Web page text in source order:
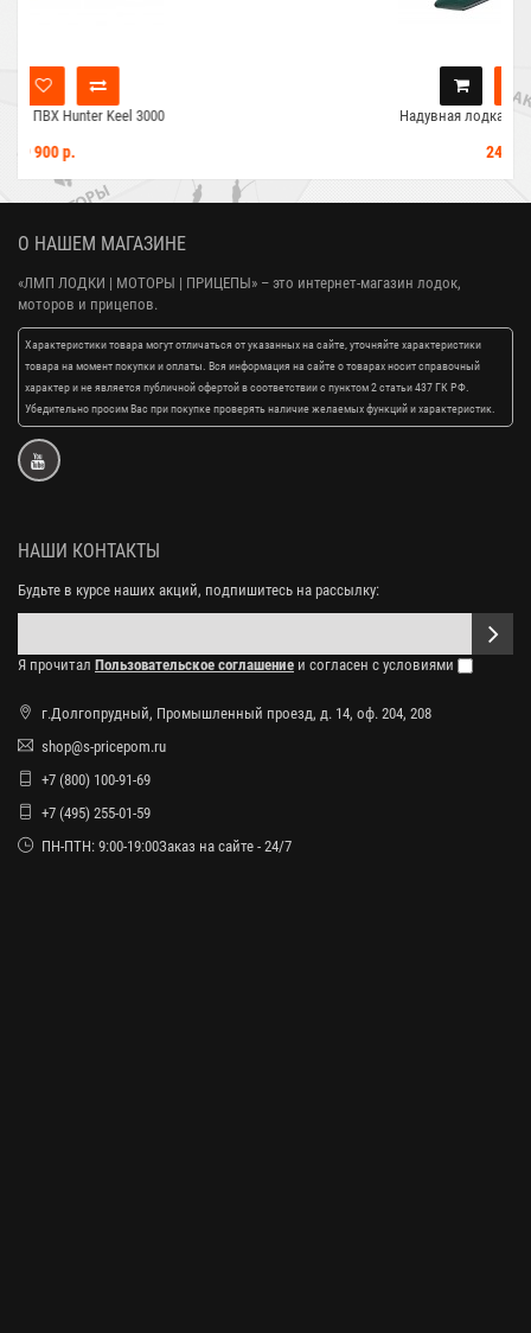
Надувная лодка ПВХ Standart-M 2800
О НАШЕМ МАГАЗИНЕ
«ЛМП ЛОДКИ | МОТОРЫ | ПРИЦЕПЫ» – это интернет-магазин лодок,
моторов и прицепов.
Характеристики товара могут отличаться от указанных на сайте, уточняйте характеристики
товара на момент покупки и оплаты. Вся информация на сайте о товарах носит справочный
характер и не является публичной офертой в соответствии с пунктом 2 статьи 437 ГК РФ.
Убедительно просим Вас при покупке проверять наличие желаемых функций и характеристик.
НАШИ КОНТАКТЫ
Будьте в курсе наших акций, подпишитесь на рассылку:
Я прочитал Пользовательское соглашение и согласен с условиями
г.Долгопрудный, Промышленный проезд, д. 14, оф. 204, 208
shop@s-pricepom.ru
+7 (800) 100-91-69
+7 (495) 255-01-59
ПН-ПТН: 9:00-19:00Заказ на сайте - 24/7